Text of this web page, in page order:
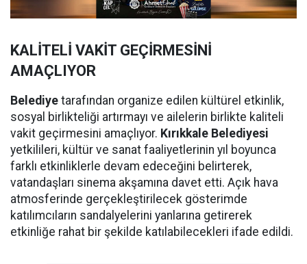
KALİTELİ VAKİT GEÇİRMESİNİ
AMAÇLIYOR
Belediye tarafından organize edilen kültürel etkinlik,
sosyal birlikteliği artırmayı ve ailelerin birlikte kaliteli
vakit geçirmesini amaçlıyor. Kırıkkale Belediyesi
yetkilileri, kültür ve sanat faaliyetlerinin yıl boyunca
farklı etkinliklerle devam edeceğini belirterek,
vatandaşları sinema akşamına davet etti. Açık hava
atmosferinde gerçekleştirilecek gösterimde
katılımcıların sandalyelerini yanlarına getirerek
etkinliğe rahat bir şekilde katılabilecekleri ifade edildi.